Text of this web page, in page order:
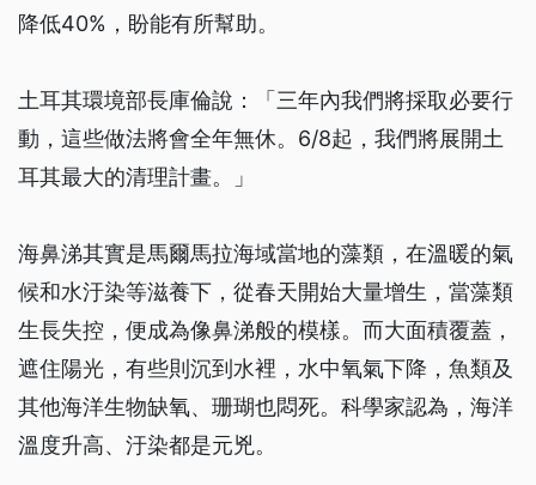
降低40%，盼能有所幫助。
土耳其環境部長庫倫說：「三年內我們將採取必要行
動，這些做法將會全年無休。6/8起，我們將展開土
耳其最大的清理計畫。」
海鼻涕其實是馬爾馬拉海域當地的藻類，在溫暖的氣
候和水汙染等滋養下，從春天開始大量增生，當藻類
生長失控，便成為像鼻涕般的模樣。而大面積覆蓋，
遮住陽光，有些則沉到水裡，水中氧氣下降，魚類及
其他海洋生物缺氧、珊瑚也悶死。科學家認為，海洋
溫度升高、汙染都是元兇。